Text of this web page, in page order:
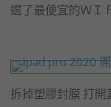
選了最便宜的ＷＩ
拆掉塑膠封膜 打開